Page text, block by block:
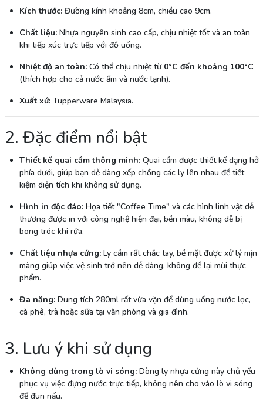
Kích thước:Đường kính khoảng 8cm, chiều cao 9cm.
Chất liệu:Nhựa nguyên sinh cao cấp, chịu nhiệt tốt và an toàn
khi tiếp xúc trực tiếp với đồ uống.
Nhiệt độ an toàn:Có thể chịu nhiệt từ 0°C đến khoảng 100°C
(thích hợp cho cả nước ấm và nước lạnh).
Xuất xứ:Tupperware Malaysia.
2. Đặc điểm nổi bật
Thiết kế quai cầm thông minh:Quai cầm được thiết kế dạng hở
phía dưới, giúp bạn dễ dàng xếp chồng các ly lên nhau để tiết
kiệm diện tích khi không sử dụng.
Hình in độc đáo:Họa tiết "Coffee Time" và các hình linh vật dễ
thương được in với công nghệ hiện đại, bền màu, không dễ bị
bong tróc khi rửa.
Chất liệu nhựa cứng:Ly cầm rất chắc tay, bề mặt được xử lý mịn
màng giúp việc vệ sinh trở nên dễ dàng, không để lại mùi thực
phẩm.
Đa năng:Dung tích 280ml rất vừa vặn để dùng uống nước lọc,
cà phê, trà hoặc sữa tại văn phòng và gia đình.
3. Lưu ý khi sử dụng
Không dùng trong lò vi sóng:Dòng ly nhựa cứng này chủ yếu
phục vụ việc đựng nước trực tiếp, không nên cho vào lò vi sóng
để đun nấu.